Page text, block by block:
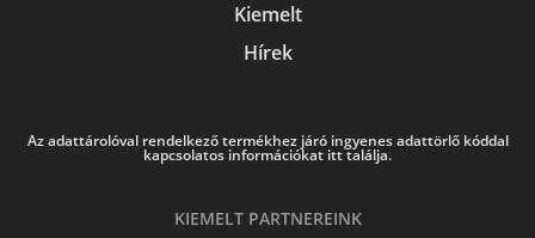
Kiemelt
Hírek
Az adattárolóval rendelkező termékhez járó ingyenes adattörlő kóddal
kapcsolatos információkat itt találja.
KIEMELT PARTNEREINK